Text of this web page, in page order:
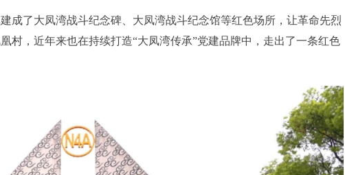
了大凤湾战斗纪念碑、大凤湾战斗纪念馆等红色场所，让革命先烈
村，近年来也在持续打造“大凤湾传承”党建品牌中，走出了一条红色